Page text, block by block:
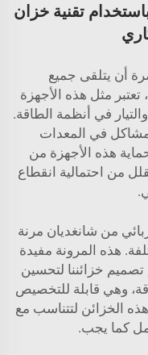
تقنية خزان
أن يتلقى جميع
مثل هذه الأجهزة
في أنظمة الطاقة.
في المعدات
هذه الأجهزة من
من احتمالية انقطاع
من شانغديان مرنة
هذه المرونة مفيدة
خزائننا لتحسين
وهي قابلة للتخصيص
الخزائن لتتناسب مع
كما يجب.